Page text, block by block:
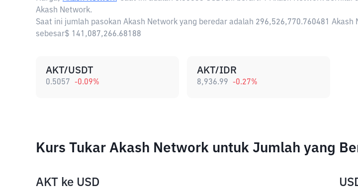
Akash Network.
Saat ini jumlah pasokan Akash Network yang beredar adalah 296,526,770.760481
sebesar$ 141,087,266.68188
AKT/USDT
0.5057 -0.09%
AKT/IDR
8,936.99 -0.27%
Kurs Tukar Akash Network untuk Jumlah yang
AKT ke USD